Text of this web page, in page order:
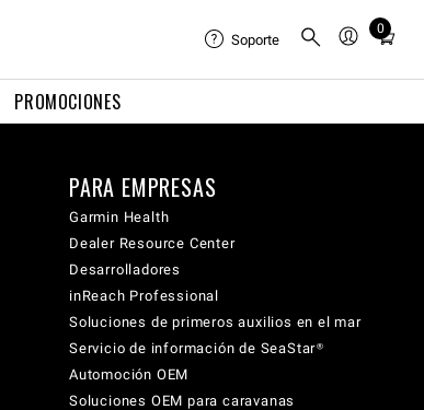
PROMOCIONES
Soporte
0
Total
cart:
PARA EMPRESAS
Garmin Health
Dealer Resource Center
Desarrolladores
inReach Professional
Soluciones de primeros auxilios en el mar
Servicio de información de SeaStar®
Automoción OEM
Soluciones OEM para caravanas